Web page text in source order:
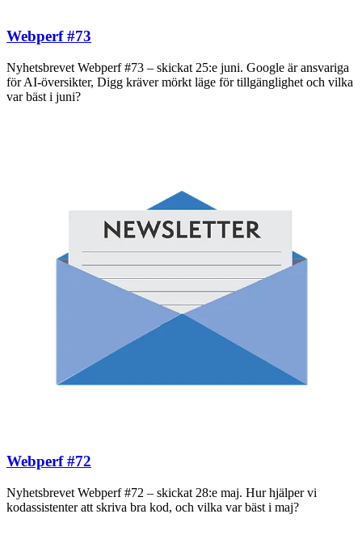
Webperf #73
Nyhetsbrevet Webperf #73 – skickat 25:e juni. Google är ansvariga
för AI-översikter, Digg kräver mörkt läge för tillgänglighet och vilka
var bäst i juni?
Webperf #72
Nyhetsbrevet Webperf #72 – skickat 28:e maj. Hur hjälper vi
kodassistenter att skriva bra kod, och vilka var bäst i maj?